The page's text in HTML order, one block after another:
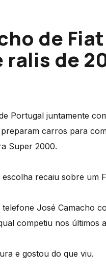
de
de
Portugal juntamente
carros para
Super 2000.
recaiu sobre um
José Camacho
competiu nos últimos
e gostou do que viu.